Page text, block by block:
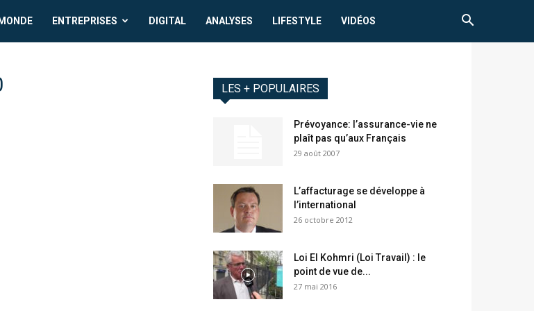
ENTREPRISES DIGITAL ANALYSES LIFESTYLE VIDÉOS
LES + POPULAIRES
Prévoyance: l’assurance-vie ne
plaît pas qu’aux Français
29 août 2007
L’affacturage se développe à
l’international
26 octobre 2012
Loi El Kohmri (Loi Travail) : le
point de vue de...
27 mai 2016